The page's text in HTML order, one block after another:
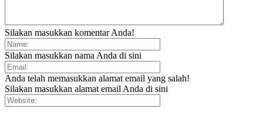
Silakan masukkan komentar Anda!
Silakan masukkan nama Anda di sini
Anda telah memasukkan alamat email yang salah!
Silakan masukkan alamat email Anda di sini